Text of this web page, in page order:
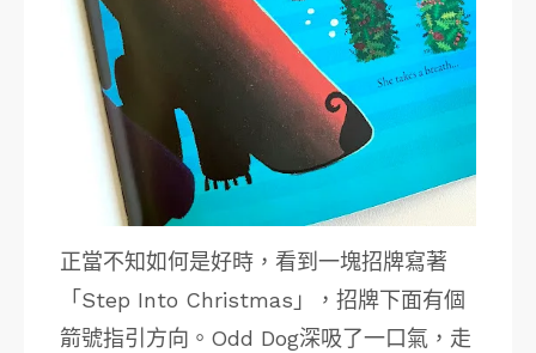
正當不知如何是好時，看到一塊招牌寫著
「Step Into Christmas」，招牌下面有個
箭號指引方向。Odd Dog深吸了一口氣，走